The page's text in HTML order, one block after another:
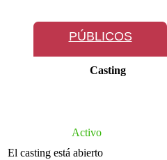
PÚBLICOS
Casting
Activo
El casting está abierto